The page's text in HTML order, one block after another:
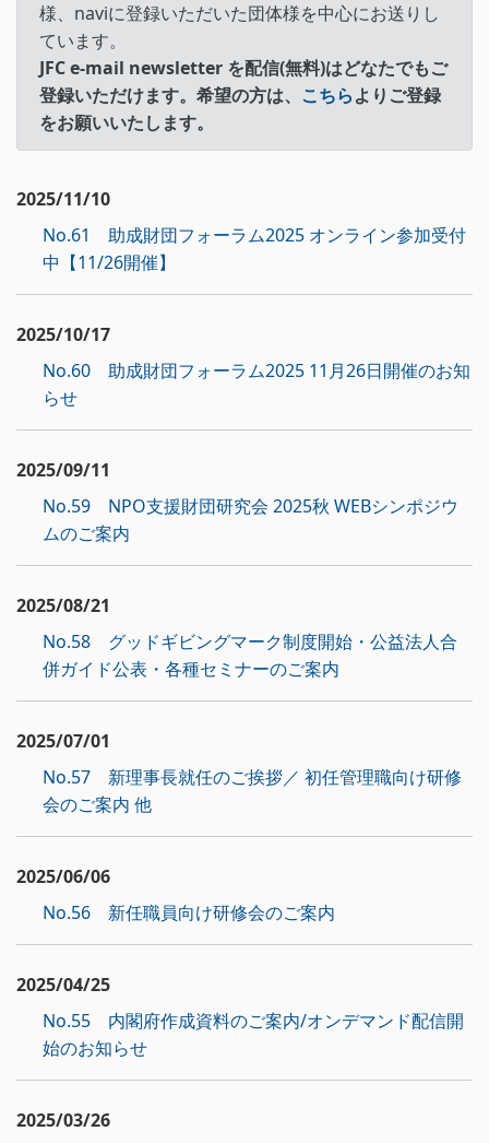
様、naviに登録いただいた団体様を中心にお送りし
ています。
JFC e-mail newsletter を配信(無料)はどなたでもご
登録いただけます。希望の方は、 こちらよりご登録
をお願いいたします。
2025/11/10
No.61 助成財団フォーラム2025 オンライン参加受付
中【11/26開催】
2025/10/17
No.60 助成財団フォーラム2025 11月26日開催のお知
らせ
2025/09/11
No.59 NPO支援財団研究会 2025秋 WEBシンポジウ
ムのご案内
2025/08/21
No.58 グッドギビングマーク制度開始・公益法人合
併ガイド公表・各種セミナーのご案内
2025/07/01
No.57 新理事長就任のご挨拶／ 初任管理職向け研修
会のご案内 他
2025/06/06
No.56 新任職員向け研修会のご案内
2025/04/25
No.55 内閣府作成資料のご案内/オンデマンド配信開
始のお知らせ
2025/03/26